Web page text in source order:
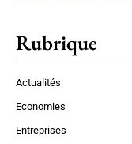
Rubrique
Actualités
Economies
Entreprises